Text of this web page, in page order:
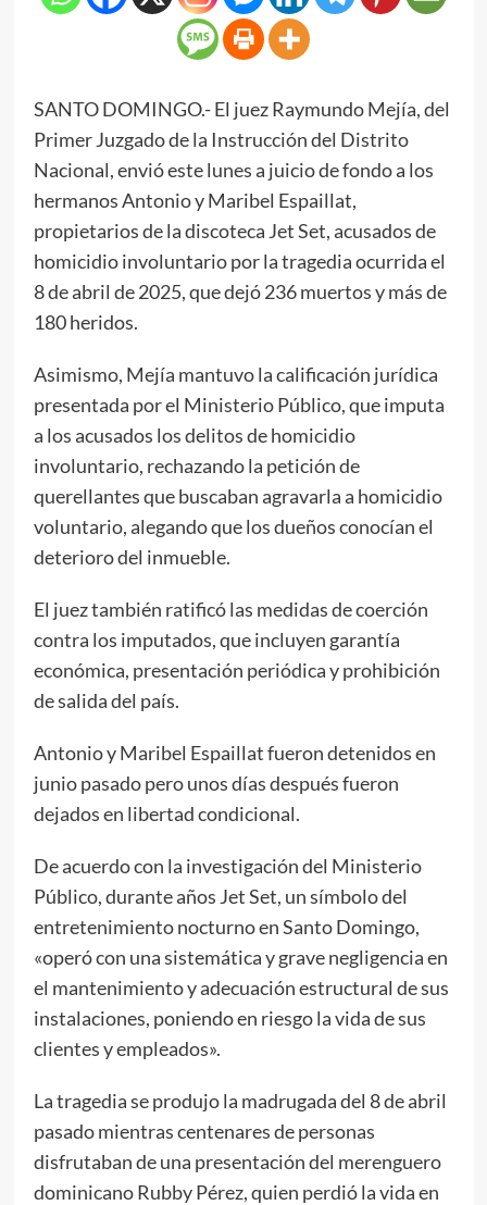
SANTO DOMINGO.- El juez Raymundo Mejía, del
Primer Juzgado de la Instrucción del Distrito
Nacional, envió este lunes a juicio de fondo a los
hermanos Antonio y Maribel Espaillat,
propietarios de la discoteca Jet Set, acusados de
homicidio involuntario por la tragedia ocurrida el
8 de abril de 2025, que dejó 236 muertos y más de
180 heridos.
Asimismo, Mejía mantuvo la calificación jurídica
presentada por el Ministerio Público, que imputa
a los acusados los delitos de homicidio
involuntario, rechazando la petición de
querellantes que buscaban agravarla a homicidio
voluntario, alegando que los dueños conocían el
deterioro del inmueble.
El juez también ratificó las medidas de coerción
contra los imputados, que incluyen garantía
económica, presentación periódica y prohibición
de salida del país.
Antonio y Maribel Espaillat fueron detenidos en
junio pasado pero unos días después fueron
dejados en libertad condicional.
De acuerdo con la investigación del Ministerio
Público, durante años Jet Set, un símbolo del
entretenimiento nocturno en Santo Domingo,
«operó con una sistemática y grave negligencia en
el mantenimiento y adecuación estructural de sus
instalaciones, poniendo en riesgo la vida de sus
clientes y empleados».
La tragedia se produjo la madrugada del 8 de abril
pasado mientras centenares de personas
disfrutaban de una presentación del merenguero
dominicano Rubby Pérez, quien perdió la vida en